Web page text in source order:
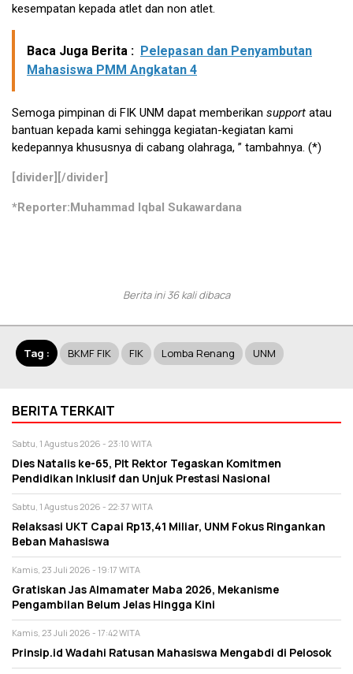
kesempatan kepada atlet dan non atlet.
Baca Juga Berita : Pelepasan dan Penyambutan
Mahasiswa PMM Angkatan 4
Semoga pimpinan di FIK UNM dapat memberikan support atau
bantuan kepada kami sehingga kegiatan-kegiatan kami
kedepannya khususnya di cabang olahraga, ” tambahnya. (*)
[divider][/divider]
*Reporter:Muhammad Iqbal Sukawardana
Berita ini 36 kali dibaca
Tag : BKMF FIK FIK Lomba Renang UNM
BERITA TERKAIT
Sabtu, 1 Agustus 2026 - 23:10 WITA
Dies Natalis ke-65, Plt Rektor Tegaskan Komitmen
Pendidikan Inklusif dan Unjuk Prestasi Nasional
Sabtu, 1 Agustus 2026 - 22:37 WITA
Relaksasi UKT Capai Rp13,41 Miliar, UNM Fokus Ringankan
Beban Mahasiswa
Kamis, 23 Juli 2026 - 19:17 WITA
Gratiskan Jas Almamater Maba 2026, Mekanisme
Pengambilan Belum Jelas Hingga Kini
Kamis, 23 Juli 2026 - 17:42 WITA
Prinsip.id Wadahi Ratusan Mahasiswa Mengabdi di Pelosok